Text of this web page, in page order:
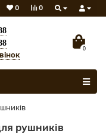
0
0
0
рушників